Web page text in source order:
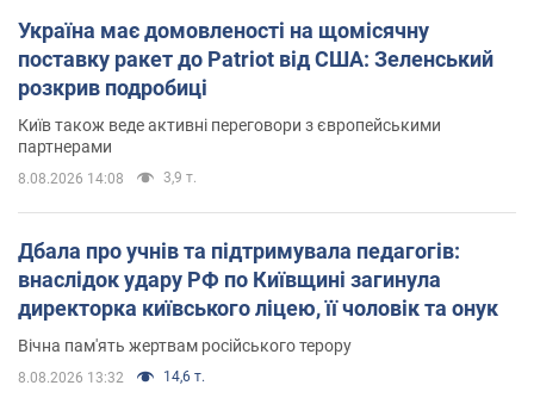
Україна має домовленості на щомісячну
поставку ракет до Patriot від США: Зеленський
розкрив подробиці
Київ також веде активні переговори з європейськими
партнерами
8.08.2026 14:08 3,9 т.
Дбала про учнів та підтримувала педагогів:
внаслідок удару РФ по Київщині загинула
директорка київського ліцею, її чоловік та онук
Вічна пам'ять жертвам російського терору
8.08.2026 13:32 14,6 т.